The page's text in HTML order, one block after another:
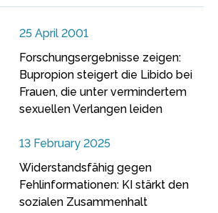
25 April 2001
Forschungsergebnisse zeigen:
Bupropion steigert die Libido bei
Frauen, die unter vermindertem
sexuellen Verlangen leiden
13 February 2025
Widerstandsfähig gegen
Fehlinformationen: KI stärkt den
sozialen Zusammenhalt